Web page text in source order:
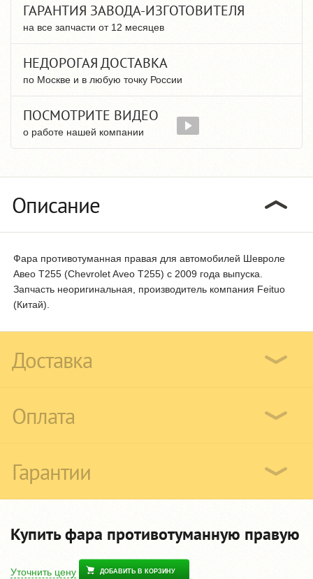
ГАРАНТИЯ ЗАВОДА-ИЗГОТОВИТЕЛЯ
на все запчасти от 12 месяцев
НЕДОРОГАЯ ДОСТАВКА
по Москве и в любую точку России
ПОСМОТРИТЕ ВИДЕО
о работе нашей компании
Описание
Фара противотуманная правая для автомобилей Шевроле
Авео T255 (Chevrolet Aveo T255) с 2009 года выпуска.
Запчасть неоригинальная, производитель компания Feituo
(Китай).
Доставка
Оплата
Гарантии
Купить фара противотуманную правую
Уточнить цену ДОБАВИТЬ В КОРЗИНУ